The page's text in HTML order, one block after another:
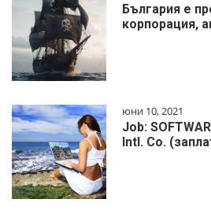
България е
корпорация,
юни 10, 2021
Job:
Intl. Co.